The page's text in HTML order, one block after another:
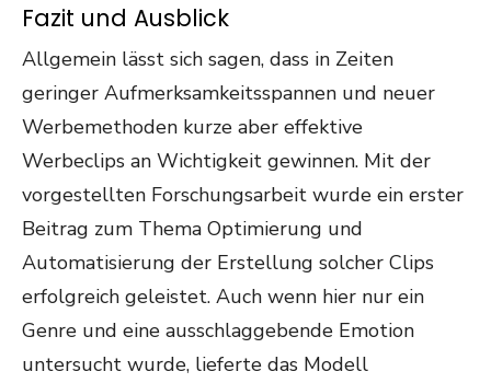
Fazit und Ausblick
Allgemein lässt sich sagen, dass in Zeiten
geringer Aufmerksamkeitsspannen und neuer
Werbemethoden kurze aber effektive
Werbeclips an Wichtigkeit gewinnen. Mit der
vorgestellten Forschungsarbeit wurde ein erster
Beitrag zum Thema Optimierung und
Automatisierung der Erstellung solcher Clips
erfolgreich geleistet. Auch wenn hier nur ein
Genre und eine ausschlaggebende Emotion
untersucht wurde, lieferte das Modell